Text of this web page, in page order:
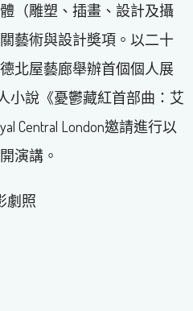
（雕塑、插畫、設計及攝
藝術與設計奬項。以二十
北屋藝廊舉辦首個個人展
小說《憂鬱藏紅首部曲：艾
Central London邀請進行以
演講。
劇照